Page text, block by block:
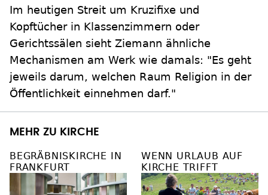
Im heutigen Streit um Kruzifixe und
Kopftücher in Klassenzimmern oder
Gerichtssälen sieht Ziemann ähnliche
Mechanismen am Werk wie damals: "Es geht
jeweils darum, welchen Raum Religion in der
Öffentlichkeit einnehmen darf."
MEHR ZU KIRCHE
BEGRÄBNISKIRCHE IN
FRANKFURT
WENN URLAUB AUF
KIRCHE TRIFFT